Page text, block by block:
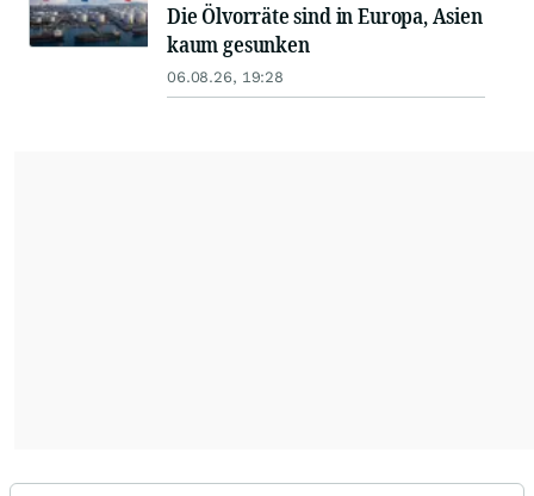
Die Ölvorräte sind in Europa, Asien
kaum gesunken
06.08.26, 19:28